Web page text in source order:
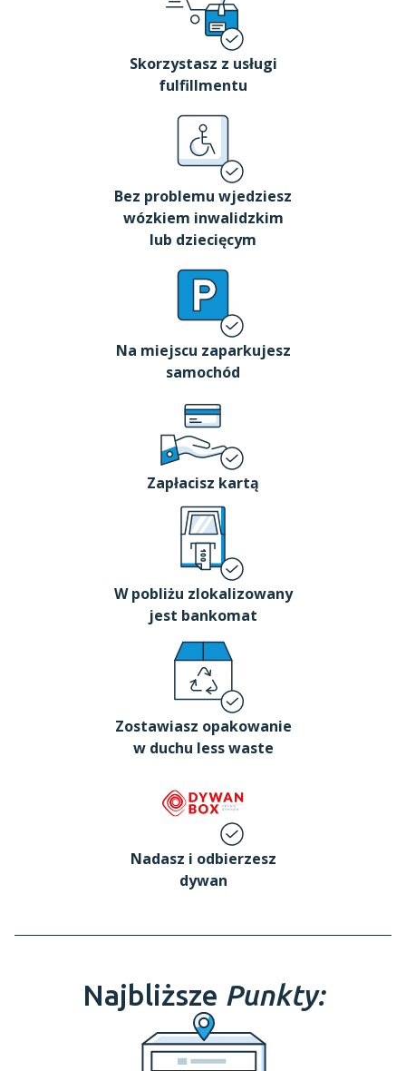
Skorzystasz z usługi
fulfillmentu
Bez problemu wjedziesz
wózkiem inwalidzkim
lub dziecięcym
Na miejscu zaparkujesz
samochód
Zapłacisz kartą
W pobliżu zlokalizowany
jest bankomat
Zostawiasz opakowanie
w duchu less waste
Nadasz i odbierzesz
dywan
Najbliższe Punkty: